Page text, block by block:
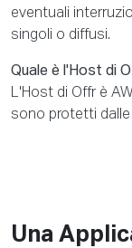
eventuali
singoli o diffusi.
Quale è l'Host di
L'Host di Offr è
sono protetti dalle
Una